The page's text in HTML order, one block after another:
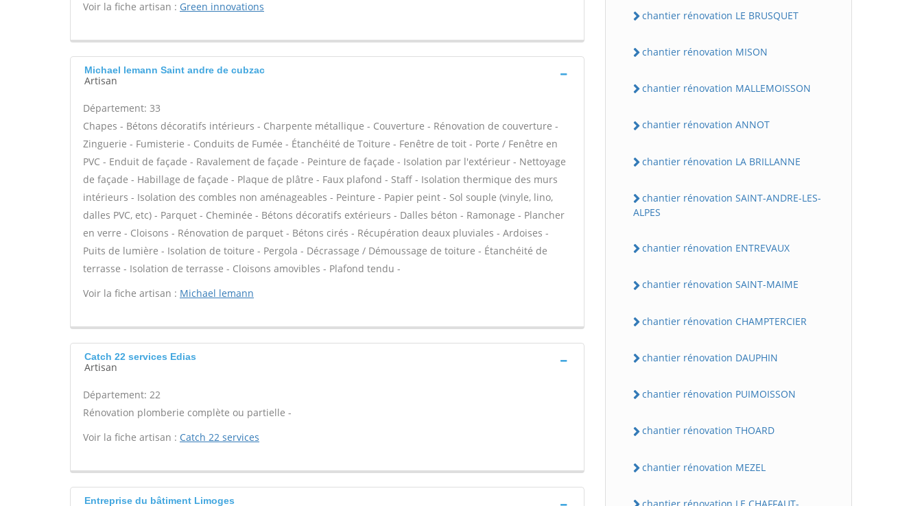
Voir la fiche artisan : Green innovations
Michael lemann Saint andre de cubzac
Artisan
Département: 33
Chapes - Bétons décoratifs intérieurs - Charpente métallique - Couverture - Rénovation de couverture -
Zinguerie - Fumisterie - Conduits de Fumée - Étanchéité de Toiture - Fenêtre de toit - Porte / Fenêtre en
PVC - Enduit de façade - Ravalement de façade - Peinture de façade - Isolation par l'extérieur - Nettoyage
de façade - Habillage de façade - Plaque de plâtre - Faux plafond - Staff - Isolation thermique des murs
intérieurs - Isolation des combles non aménageables - Peinture - Papier peint - Sol souple (vinyle, lino,
dalles PVC, etc) - Parquet - Cheminée - Bétons décoratifs extérieurs - Dalles béton - Ramonage - Plancher
en verre - Cloisons - Rénovation de parquet - Bétons cirés - Récupération deaux pluviales - Ardoises -
Puits de lumière - Isolation de toiture - Pergola - Décrassage / Démoussage de toiture - Étanchéité de
terrasse - Isolation de terrasse - Cloisons amovibles - Plafond tendu -
Voir la fiche artisan : Michael lemann
Catch 22 services Edias
Artisan
Département: 22
Rénovation plomberie complète ou partielle -
Voir la fiche artisan : Catch 22 services
Entreprise du bâtiment Limoges
chantier rénovation LE BRUSQUET
chantier rénovation MISON
chantier rénovation MALLEMOISSON
chantier rénovation ANNOT
chantier rénovation LA BRILLANNE
chantier rénovation SAINT-ANDRE-LES-
ALPES
chantier rénovation ENTREVAUX
chantier rénovation SAINT-MAIME
chantier rénovation CHAMPTERCIER
chantier rénovation DAUPHIN
chantier rénovation PUIMOISSON
chantier rénovation THOARD
chantier rénovation MEZEL